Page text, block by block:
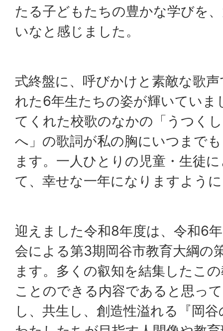
たる子どもたちの豊かな学びを
いなと感じました。
式終盤に、呼びかけと素敵な歌
れた6年生たちの姿が輝いていま
てくれた校歌のなかの「うつく
へ」の歌詞が私の胸にいつまで
ます。一人ひとりの児童・生徒
て、幸せな一年になりますよう
迎えました令和8年度は、令和6
会による第3期岡谷市教育大綱の
ます。多くの叡知を結集したこ
ことのできる内容であると思っ
し、共生し、創造性溢れる『岡